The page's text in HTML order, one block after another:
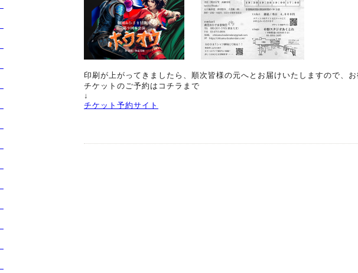
印刷が上がってきましたら、順次皆様の元へとお届けいたしますので、お
チケットのご予約はコチラまで
↓
チケット予約サイト